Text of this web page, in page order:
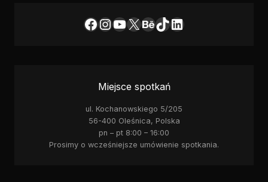
Facebook
Instagram
YouTube
X Behance
TikTok
LinkedIn
Miejsce spotkań
ul. Kochanowskiego 5/205
56-400 Oleśnica, Polska
pn – pt 8:00 – 16:00
Prosimy o wcześniejsze umówienie spotkania.